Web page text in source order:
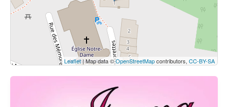
Voir la carte
Leaflet| Map data ©OpenStreetMapcontributors, CC-BY-SA